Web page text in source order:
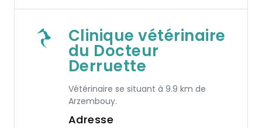
Clinique vétérinaire
du Docteur
Derruette
Vétérinaire se situant à 9.9 km de
Arzembouy.
Adresse